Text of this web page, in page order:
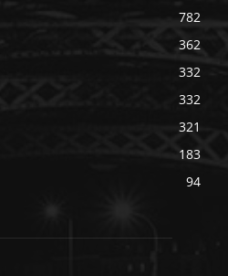
782
362
332
332
321
183
94